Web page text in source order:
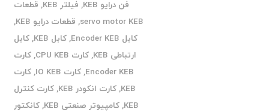
فن درایو KEB
, فیلتر KEB , قطعات
servo motor KEB
, قطعات درایو KEB
,
کابل Encoder KEB
,کابل KEB ,کابل
ارتباطی KEB
,کارت CPU KEB ,کارت
Encoder KEB
,کارت IO KEB ,کارت
KEB
,کارت انکودر KEB ,کارت کنترل
KEB
,کامپیوتر صنعتی KEB ,کانکتور